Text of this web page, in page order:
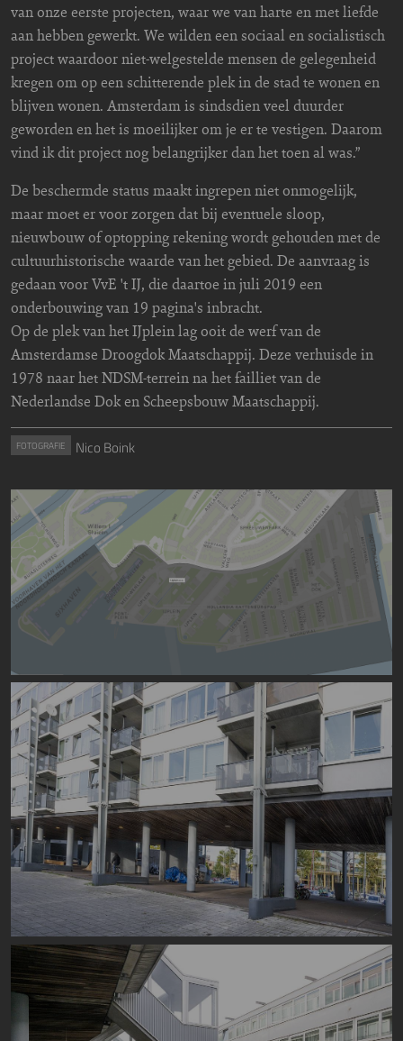
van onze eerste projecten, waar we van harte en met liefde
aan hebben gewerkt. We wilden een sociaal en socialistisch
project waardoor niet-welgestelde mensen de gelegenheid
kregen om op een schitterende plek in de stad te wonen en
blijven wonen. Amsterdam is sindsdien veel duurder
geworden en het is moeilijker om je er te vestigen. Daarom
vind ik dit project nog belangrijker dan het toen al was.”
De beschermde status maakt ingrepen niet onmogelijk,
maar moet er voor zorgen dat bij eventuele sloop,
nieuwbouw of optopping rekening wordt gehouden met de
cultuurhistorische waarde van het gebied. De aanvraag is
gedaan voor VvE 't IJ, die daartoe in juli 2019 een
onderbouwing van 19 pagina's inbracht.
Op de plek van het IJplein lag ooit de werf van de
Amsterdamse Droogdok Maatschappij. Deze verhuisde in
1978 naar het NDSM-terrein na het failliet van de
Nederlandse Dok en Scheepsbouw Maatschappij.
FOTOGRAFIE Nico Boink
Image
Image
Image